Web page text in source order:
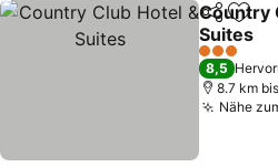
TeilenZu
Country
Suites
3 Sterne
8,5
8.7 km
Nähe